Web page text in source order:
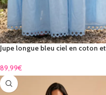
Jupe longue bleu ciel en coton et
89,99€